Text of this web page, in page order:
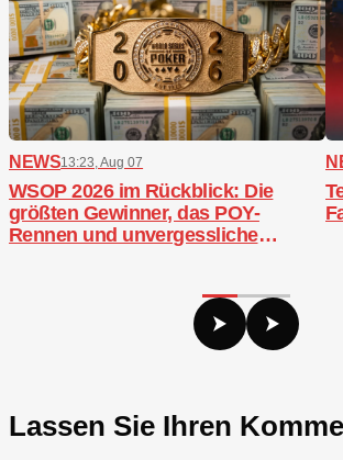
NEWS13:23, Aug 07
WSOP 2026 im Rückblick: Die
größten Gewinner, das POY-
Rennen und unvergessliche
Lassen Sie Ihren